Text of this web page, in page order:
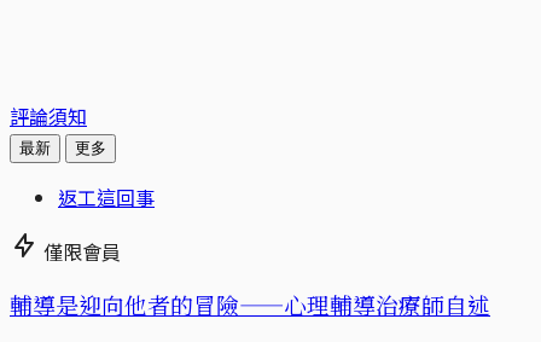
評論須知
最新 更多
返工這回事
僅限會員
輔導是迎向他者的冒險——心理輔導治療師自述